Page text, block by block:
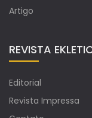
Artigo
REVISTA
Editorial
Revista Impressa